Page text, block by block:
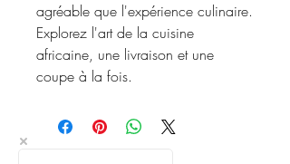
agréable que l'expérience culinaire.
Explorez l'art de la cuisine
africaine, une livraison et une
coupe à la fois.